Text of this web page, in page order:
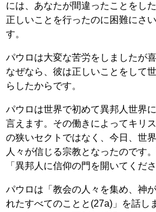
には、あなたが間違ったことをし
正しいことを行ったのに困難にさ
す。
パウロは大変な苦労をしましたが
なぜなら、彼は正しいことをして
らしたからです。
パウロは世界で初めて異邦人世界
言えます。その働きによってキリ
の狭いセクトではなく、今日、世
人々が信じる宗教となったのです
「異邦人に信仰の門を開いてくだ
パウロは「教会の人々を集め、神が
れたすべてのことと(27a)」を話し